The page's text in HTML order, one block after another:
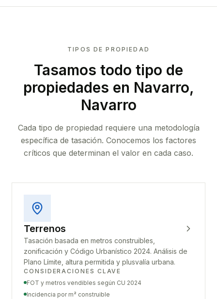
TIPOS DE PROPIEDAD
Tasamos todo tipo de
propiedades en Navarro,
Navarro
Cada tipo de propiedad requiere una metodología
específica de tasación. Conocemos los factores
críticos que determinan el valor en cada caso.
Terrenos
Tasación basada en metros construibles,
zonificación y Código Urbanístico 2024. Análisis de
Plano Límite, altura permitida y plusvalía urbana.
CONSIDERACIONES CLAVE
FOT y metros vendibles según CU 2024
Incidencia por m² construible